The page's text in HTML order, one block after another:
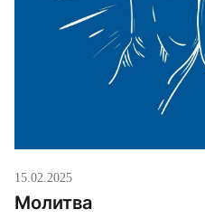
15.02.2025
Молитва